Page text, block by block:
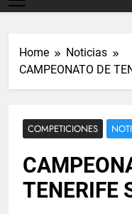
Home
Noticias
CAMPEONATO DE
COMPETICIONES
TENERIFE